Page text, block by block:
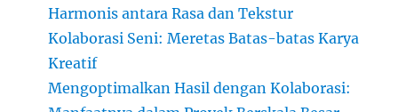
Harmonis antara Rasa dan Tekstur
Kolaborasi Seni: Meretas Batas-batas Karya
Kreatif
Mengoptimalkan Hasil dengan Kolaborasi: